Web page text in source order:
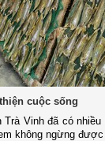
cuộc sống
Vinh đã có
không ngừng được